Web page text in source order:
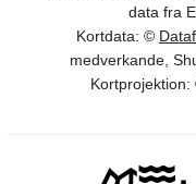
data fra
Kortdata: ©
medverkande,
Kortprojektion: